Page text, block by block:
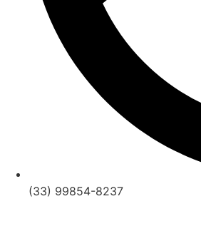
(33) 99854-8237